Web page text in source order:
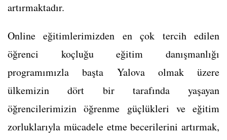
artırmaktadır.
Online eğitimlerimizden en çok tercih edilen
öğrenci koçluğu eğitim danışmanlığı
programımızla başta Yalova olmak üzere
ülkemizin dört bir tarafında yaşayan
öğrencilerimizin öğrenme güçlükleri ve eğitim
zorluklarıyla mücadele etme becerilerini artırmak,